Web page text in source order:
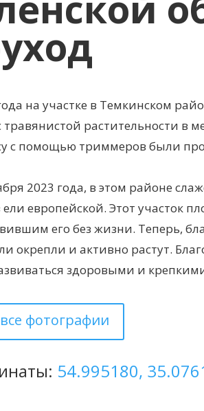
на участке в Темкинском
травянистой растительности в
с помощью триммеров были
2023 года, в этом районе
ели европейской. Этот участок
его без жизни. Теперь,
окрепли и активно растут.
здоровыми и
фотографии
54.995180,